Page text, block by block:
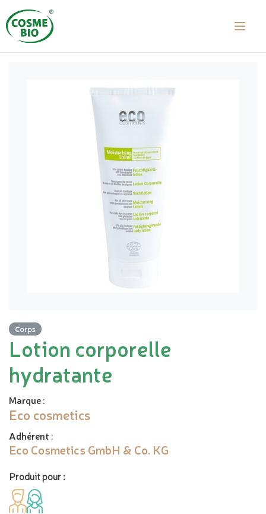
Corps
Lotion corporelle
hydratante
Marque:
Eco cosmetics
Adhérent :
Eco Cosmetics GmbH & Co. KG
Produit pour :